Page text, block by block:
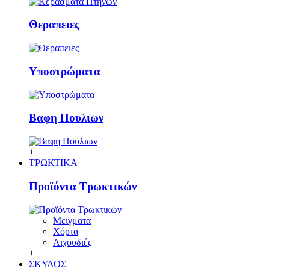
Θεραπειες
Υποστρώματα
Βαφη Πουλιων
+
ΤΡΩΚΤΙΚΑ
Προϊόντα Τρωκτικών
Μείγματα
Χόρτα
Λιχουδιές
+
ΣΚΥΛΟΣ